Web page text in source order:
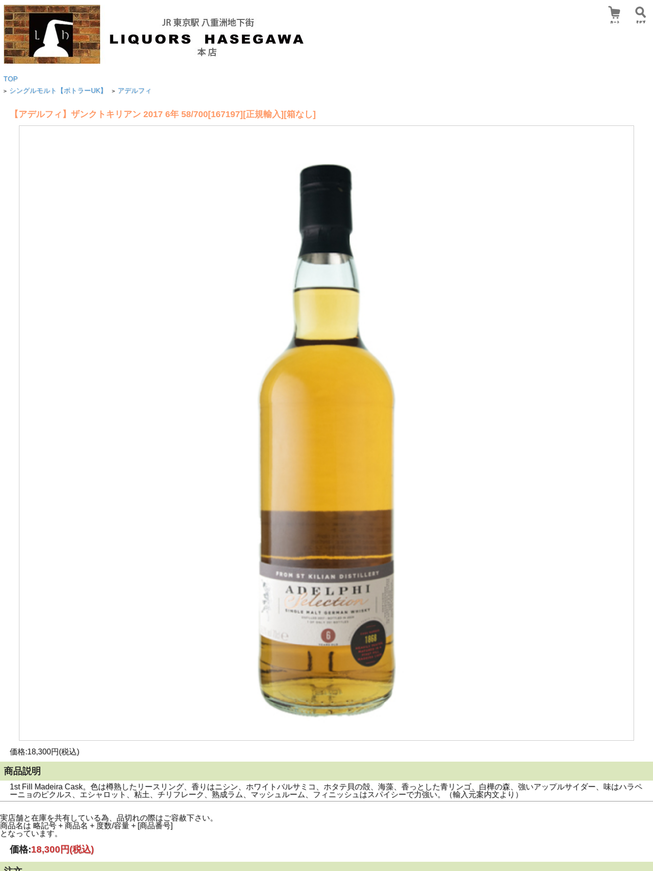
TOP
> シングルモルト【ボトラーUK】 > アデルフィ
【アデルフィ】ザンクトキリアン 2017 6年 58/700[167197][正規輸入][箱なし]
価格:18,300円(税込)
商品説明
1st Fill Madeira Cask。色は樽熟したリースリング、香りはニシン、ホワイトバルサミコ、ホタテ貝の殻、海藻、香っとした青リンゴ、白樺の森、強いアップルサイダー、味はハラペ
ーニョのピクルス、エシャロット、粘土、チリフレーク、熟成ラム、マッシュルーム、フィニッシュはスパイシーで力強い。（輸入元案内文より）
実店舗と在庫を共有している為、品切れの際はご容赦下さい。
商品名は 略記号 + 商品名 + 度数/容量 + [商品番号]
となっています。
価格:18,300円(税込)